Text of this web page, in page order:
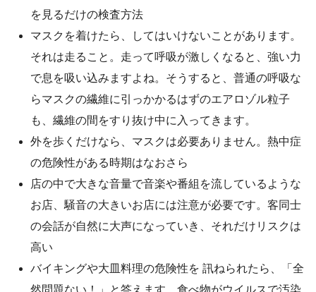
を見るだけの検査方法
マスクを着けたら、してはいけないことがあります。
それは走ること。走って呼吸が激しくなると、強い力
で息を吸い込みますよね。そうすると、普通の呼吸な
らマスクの繊維に引っかかるはずのエアロゾル粒子
も、繊維の間をすり抜け中に入ってきます。
外を歩くだけなら、マスクは必要ありません。熱中症
の危険性がある時期はなおさら
店の中で大きな音量で音楽や番組を流しているような
お店、騒音の大きいお店には注意が必要です。客同士
の会話が自然に大声になっていき、それだけリスクは
高い
バイキングや大皿料理の危険性を 訊ねられたら、「全
然問題ない！」と答えます。食べ物がウイルスで汚染